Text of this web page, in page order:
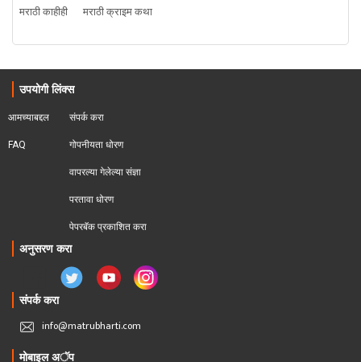
मराठी काहीही
मराठी क्राइम कथा
उपयोगी लिंक्स
आमच्याबद्दल
FAQ
संपर्क करा
गोपनीयता धोरण
वापरल्या गेलेल्या संज्ञा
परतावा धोरण
पेपरबॅक प्रकाशित करा
अनुसरण करा
संपर्क करा
info@matrubharti.com
मोबाइल अॅप